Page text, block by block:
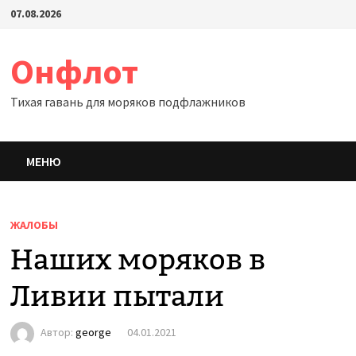
Перейти
07.08.2026
Онфлот
Тихая гавань для моряков подфлажников
МЕНЮ
ЖАЛОБЫ
Наших моряков в
Ливии пытали
Автор: george 04.01.2021